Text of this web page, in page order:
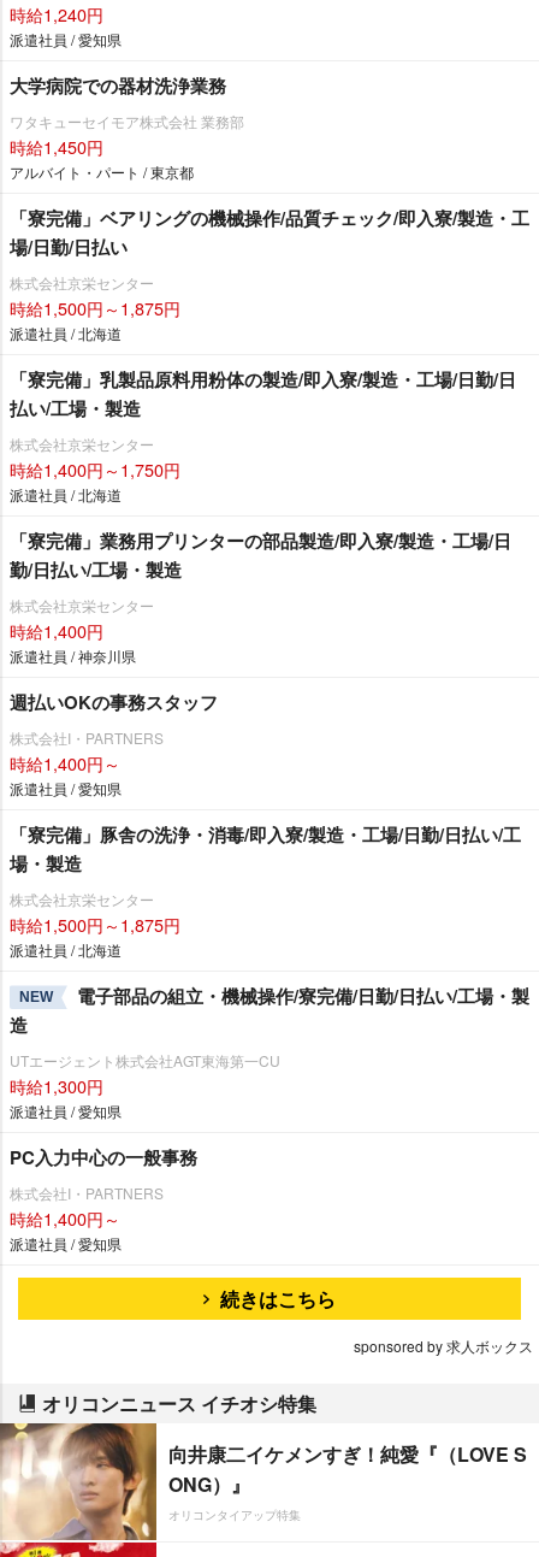
時給1,240円
派遣社員 / 愛知県
大学病院での器材洗浄業務
ワタキューセイモア株式会社 業務部
時給1,450円
アルバイト・パート / 東京都
「寮完備」ベアリングの機械操作/品質チェック/即入寮/製造・工
場/日勤/日払い
株式会社京栄センター
時給1,500円～1,875円
派遣社員 / 北海道
「寮完備」乳製品原料用粉体の製造/即入寮/製造・工場/日勤/日
払い/工場・製造
株式会社京栄センター
時給1,400円～1,750円
派遣社員 / 北海道
「寮完備」業務用プリンターの部品製造/即入寮/製造・工場/日
勤/日払い/工場・製造
株式会社京栄センター
時給1,400円
派遣社員 / 神奈川県
週払いOKの事務スタッフ
株式会社I・PARTNERS
時給1,400円～
派遣社員 / 愛知県
「寮完備」豚舎の洗浄・消毒/即入寮/製造・工場/日勤/日払い/工
場・製造
株式会社京栄センター
時給1,500円～1,875円
派遣社員 / 北海道
NEW
電子部品の組立・機械操作/寮完備/日勤/日払い/工場・製
造
UTエージェント株式会社AGT東海第一CU
時給1,300円
派遣社員 / 愛知県
PC入力中心の一般事務
株式会社I・PARTNERS
時給1,400円～
派遣社員 / 愛知県
続きはこちら
sponsored by 求人ボックス
オリコンニュース イチオシ特集
向井康二イケメンすぎ！純愛『（LOVE S
ONG）』
オリコンタイアップ特集